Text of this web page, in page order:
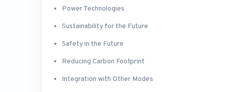
Power Technologies
Sustainability for the Future
Safety in the Future
Reducing Carbon Footprint
Integration with Other Modes